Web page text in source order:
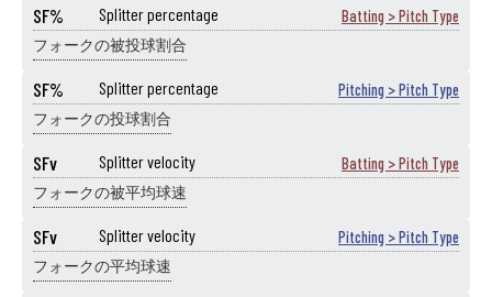
SF% Splitter percentage Batting > Pitch Type
フォークの被投球割合
SF% Splitter percentage Pitching > Pitch Type
フォークの投球割合
SFv Splitter velocity Batting > Pitch Type
フォークの被平均球速
SFv Splitter velocity Pitching > Pitch Type
フォークの平均球速